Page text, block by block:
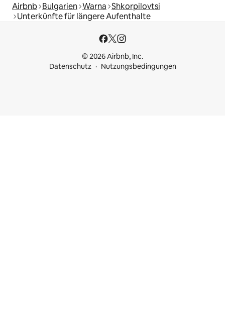
Airbnb Bulgarien Warna Shkorpilovtsi
Unterkünfte für längere Aufenthalte
© 2026 Airbnb, Inc.
Datenschutz
Nutzungsbedingungen